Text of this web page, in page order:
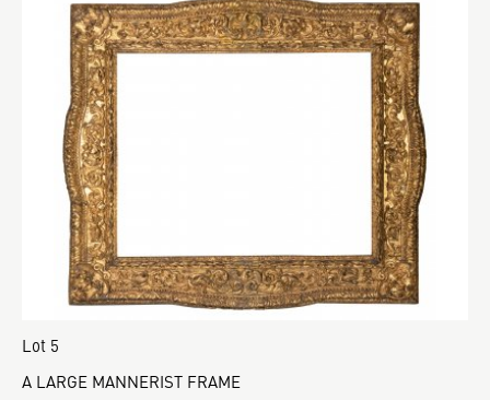
Lot 5
A LARGE MANNERIST FRAME